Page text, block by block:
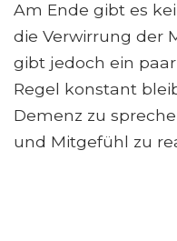
Am Ende gibt es
die Verwirrung der
gibt jedoch ein
Regel konstant
Demenz zu
und Mitgefühl zu